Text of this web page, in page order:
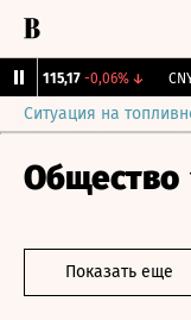
115,17 -0,06%↓
Ситуация на
Общество
Показать еще